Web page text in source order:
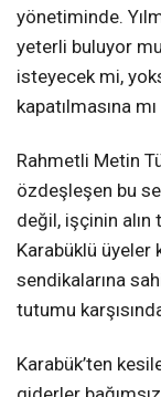
yönetiminde.
yeterli buluyor
isteyecek mi,
kapatılmasına
Rahmetli Metin
özdeşleşen bu
değil, işçinin
Karabüklü üyeler
sendikalarına
tutumu
Karabük’ten